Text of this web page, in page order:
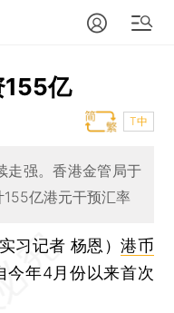
155亿
T中
走强。香港金管局于
亿港元干预汇率
习记者 杨恩）港币
今年4月份以来首次